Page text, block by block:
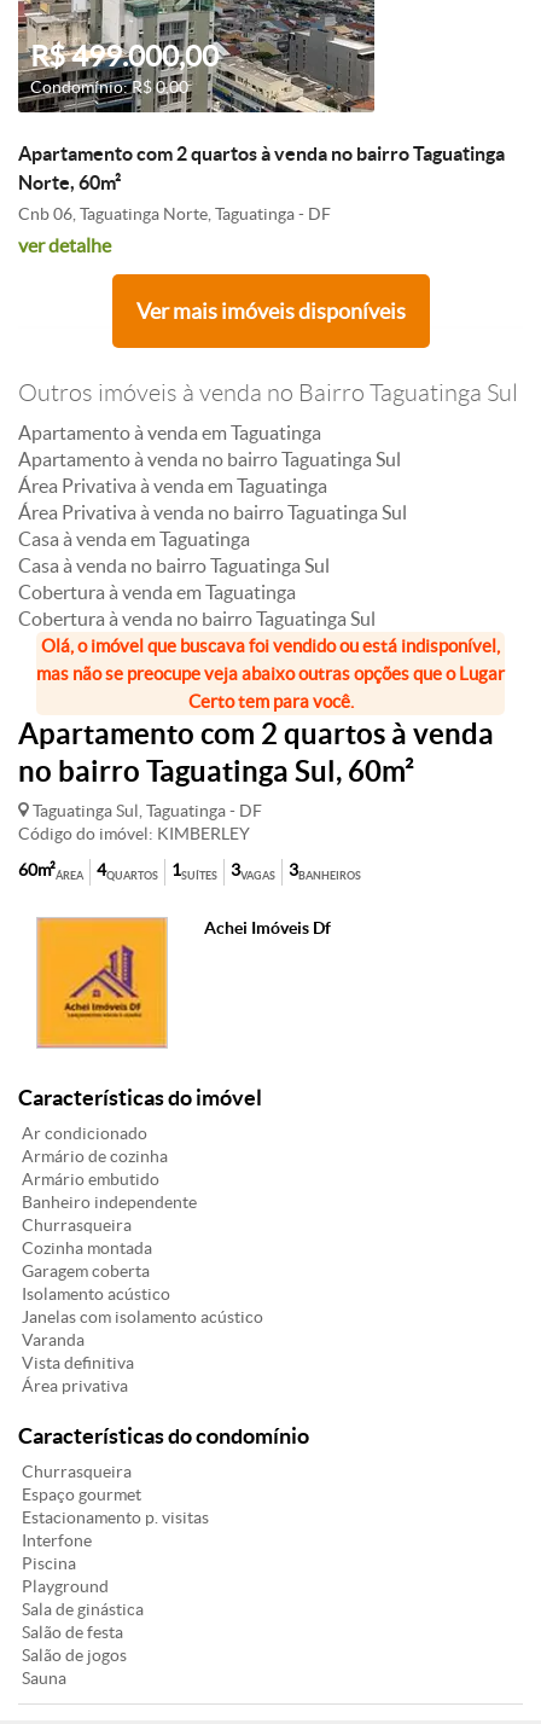
R$ 499.000,00
Condomínio: R$ 0,00
Apartamento com 2 quartos à venda no bairro Taguatinga
Norte, 60m²
Cnb 06, Taguatinga Norte, Taguatinga - DF
ver detalhe
Ver mais imóveis disponíveis
Outros imóveis à venda no Bairro Taguatinga Sul
Apartamento à venda em Taguatinga
Apartamento à venda no bairro Taguatinga Sul
Área Privativa à venda em Taguatinga
Área Privativa à venda no bairro Taguatinga Sul
Casa à venda em Taguatinga
Casa à venda no bairro Taguatinga Sul
Cobertura à venda em Taguatinga
Cobertura à venda no bairro Taguatinga Sul
Olá, o imóvel que buscava foi vendido ou está indisponível,
mas não se preocupe veja abaixo outras opções que o Lugar
Certo tem para você.
Apartamento com 2 quartos à venda
no bairro Taguatinga Sul, 60m²
Taguatinga Sul, Taguatinga - DF
Código do imóvel: KIMBERLEY
ÁREA
60m² QUARTOS
4 SUÍTES
1 VAGAS
3 BANHEIROS
3
Achei Imóveis Df
Características do imóvel
Ar condicionado
Armário de cozinha
Armário embutido
Banheiro independente
Churrasqueira
Cozinha montada
Garagem coberta
Isolamento acústico
Janelas com isolamento acústico
Varanda
Vista definitiva
Área privativa
Características do condomínio
Churrasqueira
Espaço gourmet
Estacionamento p. visitas
Interfone
Piscina
Playground
Sala de ginástica
Salão de festa
Salão de jogos
Sauna